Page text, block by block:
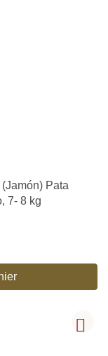
Pata
7- 8 kg